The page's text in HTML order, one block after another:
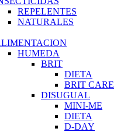
REPELENTES
NATURALES
HUMEDA
BRIT
DIETA
BRIT CARE
DISUGUAL
MINI-ME
DIETA
D-DAY